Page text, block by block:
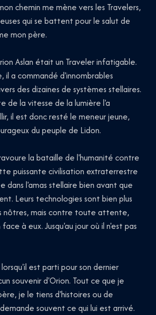
chemin me mène vers les Travelers,
qui se battent pour le salut de
mon père.
Aslan était un Traveler infatigable.
il a commandé d'innombrables
des dizaines de systèmes stellaires.
de la vitesse de la lumière l'a
il est donc resté le meneur jeune,
du peuple de Lidon.
la bataille de l'humanité contre
puissante civilisation extraterrestre
dans l'amas stellaire bien avant que
Leurs technologies sont bien plus
nôtres, mais contre toute attente,
à eux. Jusqu'au jour où il n'est pas
est parti pour son dernier
souvenir d'Orion. Tout ce que je
je le tiens d'histoires ou de
souvent ce qui lui est arrivé.